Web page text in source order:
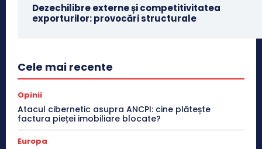
Dezechilibre externe și competitivitatea
exporturilor: provocări structurale
Cele mai recente
Opinii
Atacul cibernetic asupra ANCPI: cine plătește
factura pieței imobiliare blocate?
Europa